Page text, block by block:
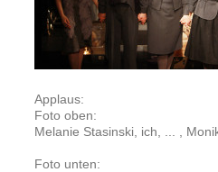
Applaus:
Foto oben:
Melanie Stasinski, ich, ... ,
Foto unten: